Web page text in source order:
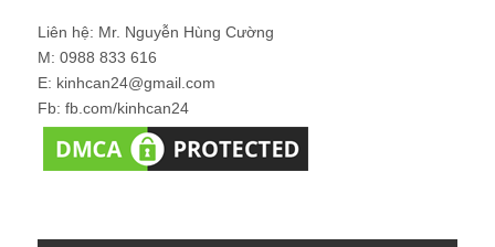
Liên hệ: Mr. Nguyễn Hùng Cường
M: 0988 833 616
E: kinhcan24@gmail.com
Fb: fb.com/kinhcan24